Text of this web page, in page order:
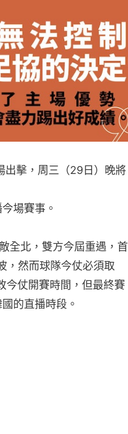
出擊，周三（29日）晚將
場賽事。
全北，雙方今屆重遇，首
，然而球隊今仗必須取
今仗開賽時間，但最終賽
的直播時段。